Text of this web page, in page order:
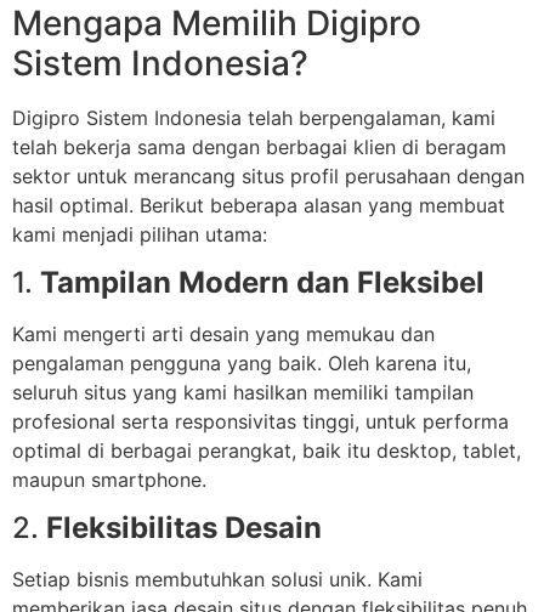
Mengapa Memilih Digipro
Sistem Indonesia?
Digipro Sistem Indonesia telah berpengalaman, kami
telah bekerja sama dengan berbagai klien di beragam
sektor untuk merancang situs profil perusahaan dengan
hasil optimal. Berikut beberapa alasan yang membuat
kami menjadi pilihan utama:
1. Tampilan Modern dan Fleksibel
Kami mengerti arti desain yang memukau dan
pengalaman pengguna yang baik. Oleh karena itu,
seluruh situs yang kami hasilkan memiliki tampilan
profesional serta responsivitas tinggi, untuk performa
optimal di berbagai perangkat, baik itu desktop, tablet,
maupun smartphone.
2. Fleksibilitas Desain
Setiap bisnis membutuhkan solusi unik. Kami